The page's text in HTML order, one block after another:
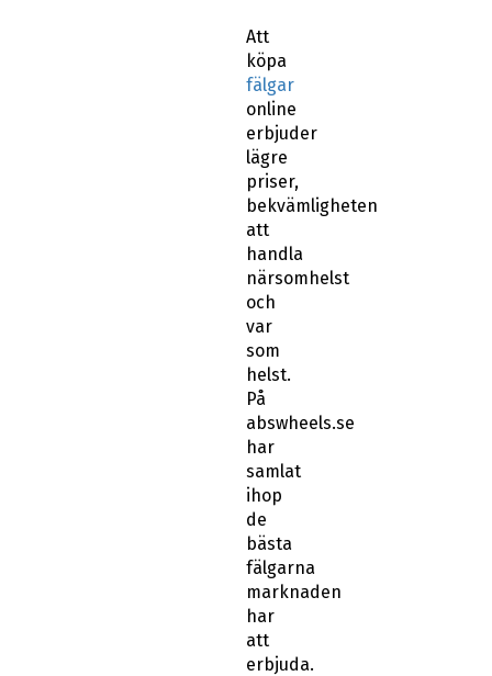
Att
köpa
fälgar
online
erbjuder
lägre
priser,
bekvämligheten
att
handla
närsomhelst
och
var
som
helst.
På
abswheels.se
har
samlat
ihop
de
bästa
fälgarna
marknaden
har
att
erbjuda.